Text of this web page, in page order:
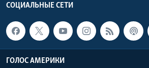
СОЦИАЛЬНЫЕ СЕТИ
ГОЛОС АМЕРИКИ